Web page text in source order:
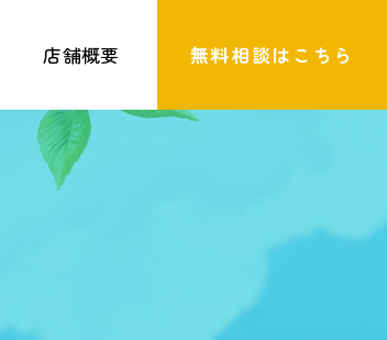
店舗概要 無料相談はこちら